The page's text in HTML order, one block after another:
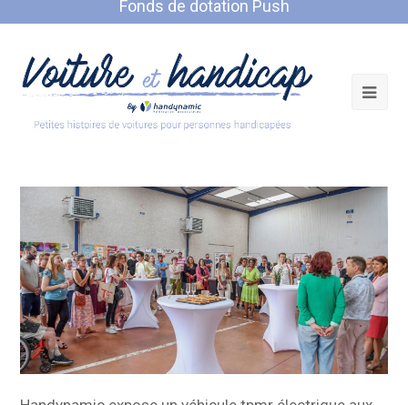
Fonds de dotation Push